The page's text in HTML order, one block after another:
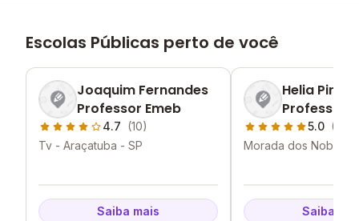
Escolas Públicas perto de você
Joaquim Fernandes
Professor Emeb
4.7 (10)
Tv - Araçatuba - SP
Saiba mais
Helia
Professora
5.0 (2)
Morada dos Nobres
Saiba